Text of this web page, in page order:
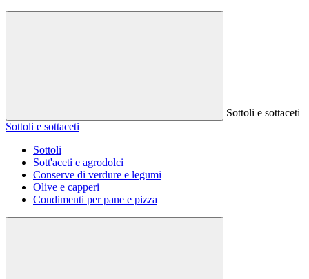
Sottoli e sottaceti
Sottoli e sottaceti
Sottoli
Sott'aceti e agrodolci
Conserve di verdure e legumi
Olive e capperi
Condimenti per pane e pizza